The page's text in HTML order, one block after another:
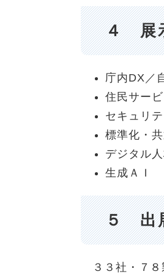
４ 展
庁内DX／
住⺠サー
セキュリ
標準化・
デジタル
生成ＡＩ
５ 出
３３社・７８